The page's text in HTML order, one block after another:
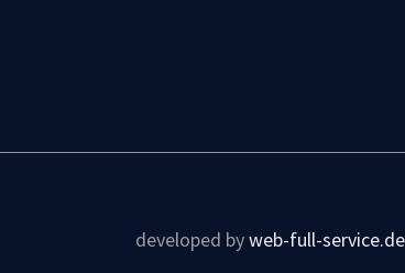
developed byweb-full-service.de